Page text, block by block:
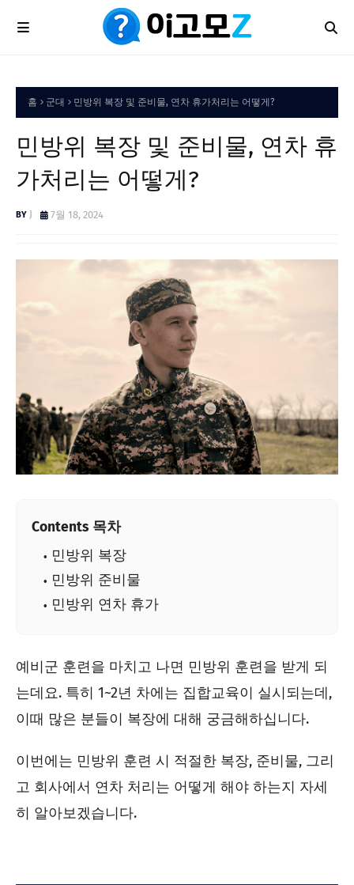
홈 군대 민방위 복장 및 준비물, 연차 휴가처리는 어떻게?
민방위 복장 및 준비물, 연차 휴
가처리는 어떻게?
J 7월 18, 2024
Contents 목차
민방위 복장
민방위 준비물
민방위 연차 휴가
예비군 훈련을 마치고 나면 민방위 훈련을 받게 되
는데요. 특히 1~2년 차에는 집합교육이 실시되는데,
이때 많은 분들이 복장에 대해 궁금해하십니다.
이번에는 민방위 훈련 시 적절한 복장, 준비물, 그리
고 회사에서 연차 처리는 어떻게 해야 하는지 자세
히 알아보겠습니다.